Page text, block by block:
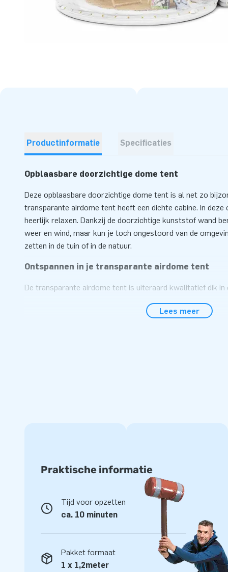
Productinformatie Specificaties
Opblaasbare doorzichtige dome tent
Deze opblaasbare doorzichtige dome tent is al net zo
transparante airdome tent heeft een dichte cabine. In deze
heerlijk relaxen. Dankzij de doorzichtige kunststof wand
weer en wind, maar kun je toch ongestoord van de
zetten in de tuin of in de natuur.
Ontspannen in je transparante airdome tent
De transparante airdome tent is uiteraard kwalitatief dik
gaat heel snel en gemakkelijk. Ideaal toch? Stap binnen in
Lees meer
Praktische informatie
Tijd voor opzetten
ca. 10 minuten
Pakket formaat
1 x 1,2meter